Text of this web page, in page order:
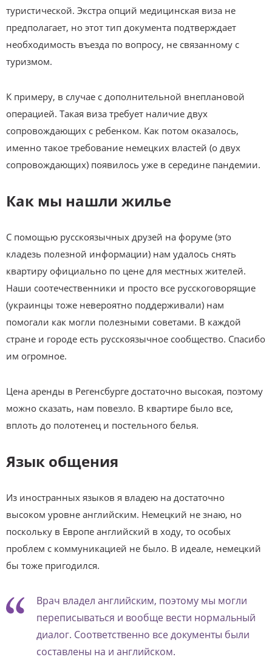
туристической. Экстра опций медицинская виза не
предполагает, но этот тип документа подтверждает
необходимость въезда по вопросу, не связанному с
туризмом.
К примеру, в случае с дополнительной внеплановой
операцией. Такая виза требует наличие двух
сопровождающих с ребенком. Как потом оказалось,
именно такое требование немецких властей (о двух
сопровождающих) появилось уже в середине пандемии.
Как мы нашли жилье
С помощью русскоязычных друзей на форуме (это
кладезь полезной информации) нам удалось снять
квартиру официально по цене для местных жителей.
Наши соотечественники и просто все русскоговорящие
(украинцы тоже невероятно поддерживали) нам
помогали как могли полезными советами. В каждой
стране и городе есть русскоязычное сообщество. Спасибо
им огромное.
Цена аренды в Регенсбурге достаточно высокая, поэтому
можно сказать, нам повезло. В квартире было все,
вплоть до полотенец и постельного белья.
Язык общения
Из иностранных языков я владею на достаточно
высоком уровне английским. Немецкий не знаю, но
поскольку в Европе английский в ходу, то особых
проблем с коммуникацией не было. В идеале, немецкий
бы тоже пригодился.
Врач владел английским, поэтому мы могли
переписываться и вообще вести нормальный
диалог. Соответственно все документы были
составлены на и английском.